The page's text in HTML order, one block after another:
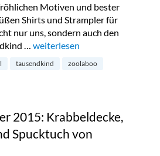
Motiven und bester
Shirts und Strampler für
nur uns, sondern auch den
… „Hochwertige Kindermode von
weiterlesen
tausendkind zoolaboo
2015: Krabbeldecke,
Spucktuch von